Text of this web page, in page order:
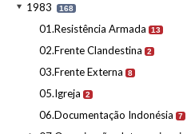
1983 168
01.Resistência Armada 13
02.Frente Clandestina 2
03.Frente Externa 8
05.Igreja 2
06.Documentação Indonésia 7